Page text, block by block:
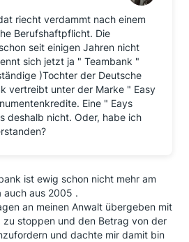
riecht verdammt nach einem
Berufshaftpflicht. Die
seit einigen Jahren nicht
sich jetzt ja " Teambank "
)Tochter der Deutsche
vertreibt unter der Marke " Easy
Eine " Eays
deshalb nicht. Oder, habe ich
ist ewig schon nicht mehr am
auch aus 2005 .
an meinen Anwalt übergeben mit
zu stoppen und den Betrag von der
und dachte mir damit bin